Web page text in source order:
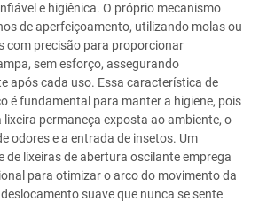
e higiênica. O próprio mecanismo
de aperfeiçoamento, utilizando molas ou
com precisão para proporcionar
sem esforço, assegurando
após cada uso. Essa característica de
é fundamental para manter a higiene, pois
permaneça exposta ao ambiente, o
odores e a entrada de insetos. Um
de lixeiras de abertura oscilante emprega
para otimizar o arco do movimento da
suave que nunca se sente